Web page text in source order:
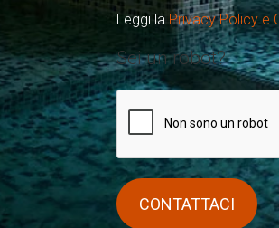
Leggi la Privacy Policy e
Sei un robot?